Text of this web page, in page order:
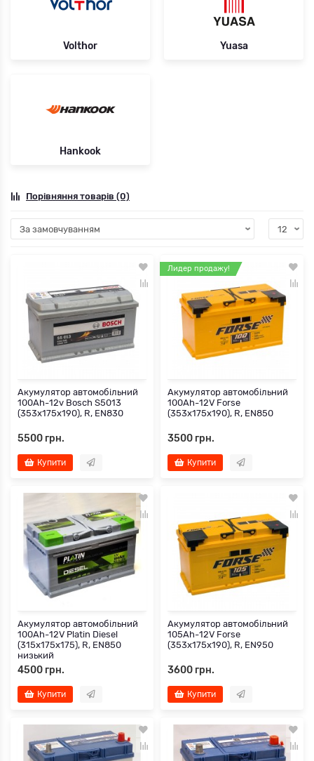
Volthor Yuasa
Hankook
Порівняння товарів (0)
Акумулятор автомобільний
100Ah-12v Bosch S5013
(353х175х190), R, EN830
5500 грн.
Купити
Лидер продажу!
Акумулятор автомобільний
100Ah-12V Forse
(353х175х190), R, EN850
3500 грн.
Купити
Акумулятор автомобільний
100Ah-12V Platin Diesel
(315х175х175), R, EN850
низький
4500 грн.
Купити
Акумулятор автомобільний
105Ah-12V Forse
(353х175х190), R, EN950
3600 грн.
Купити